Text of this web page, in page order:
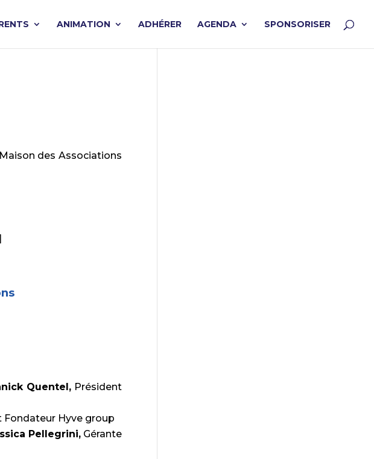
ANIMATION ADHÉRER AGENDA SPONSORISER
des Associations
Quentel,Président
Fondateur Hyve group
Pellegrini,Gérante